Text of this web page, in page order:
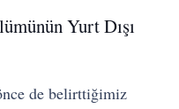
Yurt Dışı
de belirttiğimiz